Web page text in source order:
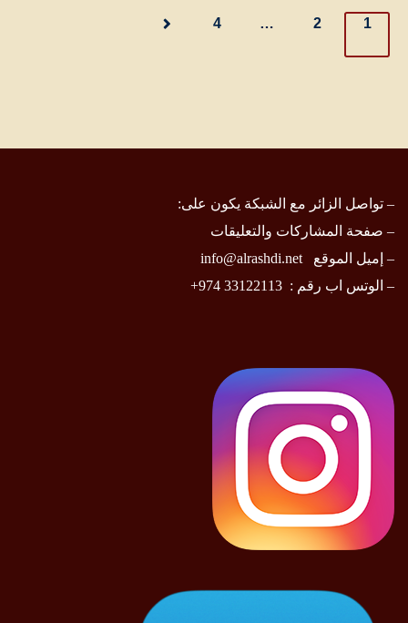
Posts
navigation
1
2
…
4
– تواصل الزائر مع الشبكة يكون على:
– صفحة المشاركات والتعليقات
– إميل الموقع info@alrashdi.net
– الوتس اب رقم : 33122113 974+